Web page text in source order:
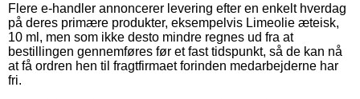
Flere e-handler annoncerer levering efter en enkelt hverdag
på deres primære produkter, eksempelvis Limeolie æteisk,
10 ml, men som ikke desto mindre regnes ud fra at
bestillingen gennemføres før et fast tidspunkt, så de kan nå
at få ordren hen til fragtfirmaet forinden medarbejderne har
fri.